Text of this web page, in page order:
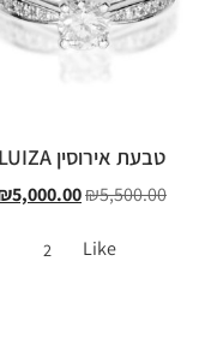
טבעת אירוסין LUIZA
₪5,500.00
₪5,000.00
Like